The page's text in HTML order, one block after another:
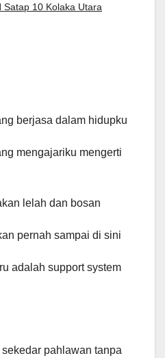
Satap 10 Kolaka Utara
berjasa dalam hidupku
mengajariku mengerti
lelah dan bosan
pernah sampai di sini
adalah support system
pahlawan tanpa